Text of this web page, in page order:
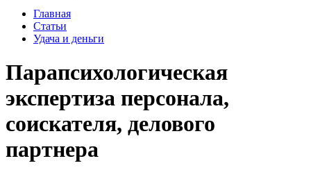
Главная
Статьи
Удача и деньги
Парапсихологическая
экспертиза персонала,
соискателя, делового
партнера